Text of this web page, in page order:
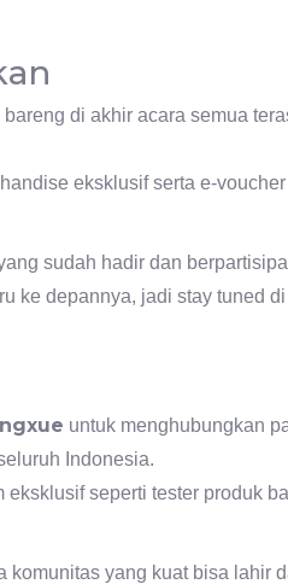
di akhir acara semua
eksklusif serta e-
sudah hadir dan
ke depannya, jadi stay tuned di
untuk menghubungkan
Indonesia.
seperti tester produk
komunitas yang kuat bisa lahir